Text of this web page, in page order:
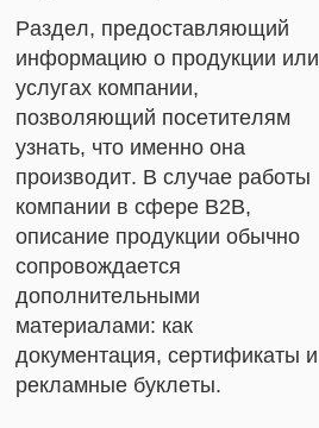
Раздел, предоставляющий
информацию о продукции или
услугах компании,
позволяющий посетителям
узнать, что именно она
производит. В случае работы
компании в сфере B2B,
описание продукции обычно
сопровождается
дополнительными
материалами: как
документация, сертификаты и
рекламные буклеты.